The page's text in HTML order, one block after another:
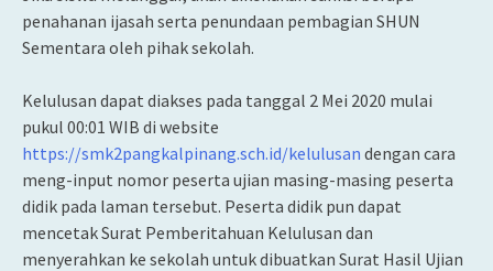
penahanan ijasah serta penundaan pembagian SHUN
Sementara oleh pihak sekolah.
Kelulusan dapat diakses pada tanggal 2 Mei 2020 mulai
pukul 00:01 WIB di website
https://smk2pangkalpinang.sch.id/kelulusan dengan cara
meng-input nomor peserta ujian masing-masing peserta
didik pada laman tersebut. Peserta didik pun dapat
mencetak Surat Pemberitahuan Kelulusan dan
menyerahkan ke sekolah untuk dibuatkan Surat Hasil Ujian